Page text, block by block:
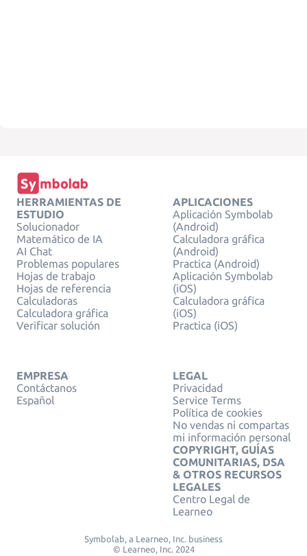
HERRAMIENTAS DE
ESTUDIO
Solucionador
Matemático de IA
AI Chat
Problemas populares
Hojas de trabajo
Hojas de referencia
Calculadoras
Calculadora gráfica
Verificar solución
APLICACIONES
Aplicación Symbolab
(Android)
Calculadora gráfica
(Android)
Practica (Android)
Aplicación Symbolab
(iOS)
Calculadora gráfica
(iOS)
Practica (iOS)
EMPRESA
Contáctanos
Español
LEGAL
Privacidad
Service Terms
Política de cookies
No vendas ni compartas
mi información personal
COPYRIGHT, GUÍAS
COMUNITARIAS, DSA
& OTROS RECURSOS
LEGALES
Centro Legal de
Learneo
Symbolab, a Learneo, Inc. business
© Learneo, Inc. 2024